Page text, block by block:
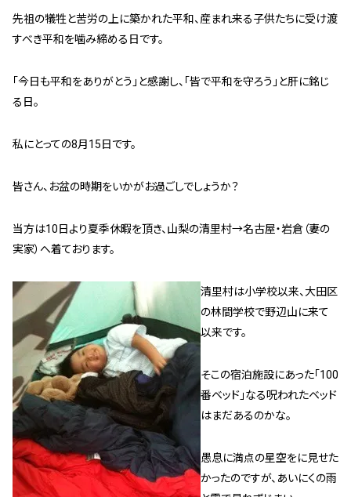
先祖の犠牲と苦労の上に築かれた平和、産まれ来る子供たちに受け渡
すべき平和を噛み締める日です。
｢今日も平和をありがとう｣と感謝し、｢皆で平和を守ろう｣と肝に銘じ
る日。
私にとっての8月15日です。
皆さん、お盆の時期をいかがお過ごしでしょうか？
当方は10日より夏季休暇を頂き、山梨の清里村→名古屋・岩倉（妻の
実家）へ着ております。
清里村は小学校以来、大田区
の林間学校で野辺山に来て
以来です。
そこの宿泊施設にあった｢100
番ベッド｣なる呪われたベッド
はまだあるのかな。
愚息に満点の星空をに見せた
かったのですが、あいにくの雨
管理契約見直しドクター »
大規模修繕のご意見番 »
無料よろづ相談
会社案内
会社概要
代表挨拶 »
経営理念 »
スタッフ紹介 »
実績・お客様の声
よくあるご質問